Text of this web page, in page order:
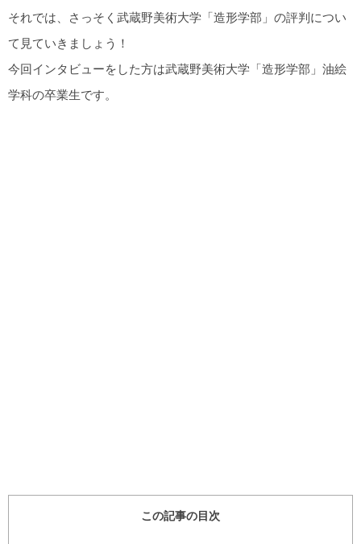
それでは、さっそく武蔵野美術大学「造形学部」の評判につい
て見ていきましょう！
今回インタビューをした方は武蔵野美術大学「造形学部」油絵
学科の卒業生です。
この記事の目次